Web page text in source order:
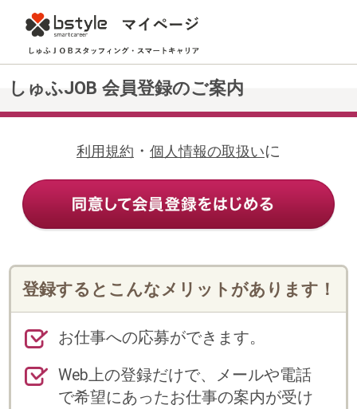
しゅふJOB 会員登録のご案内
登録するとこんなメリットがあります！
Web上の登録だけで、メールや電話
で希望にあったお仕事の案内が受け
られます。
続き、勤怠連絡等がWeb上でできま
※ STEP1をご登録いただくと、マイページのご利用
が可能になります。